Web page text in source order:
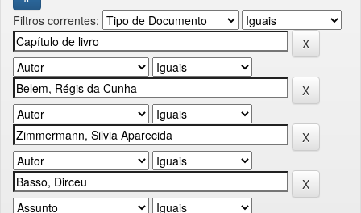
Filtros correntes: